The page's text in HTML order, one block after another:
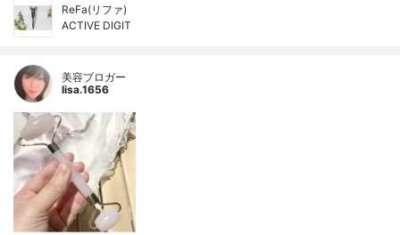
ReFa(リファ)
ACTIVE DIGIT
美容ブロガー
lisa.1656